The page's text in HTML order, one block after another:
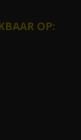
OP: